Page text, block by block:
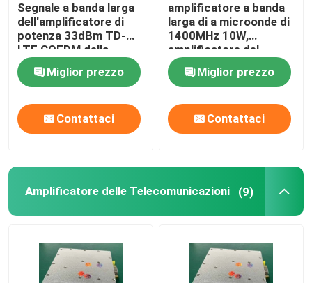
Segnale a banda larga
dell'amplificatore di
potenza 33dBm TD-
LTE COFDM della
banda 5G NR di C
Miglior prezzo
Contattaci
amplificatore a banda
larga di a microonde di
1400MHz 10W,
amplificatore del
wireless a banda larga
della reteMiglior prezzo
Contattaci
Amplificatore delle Telecomunicazioni (9)